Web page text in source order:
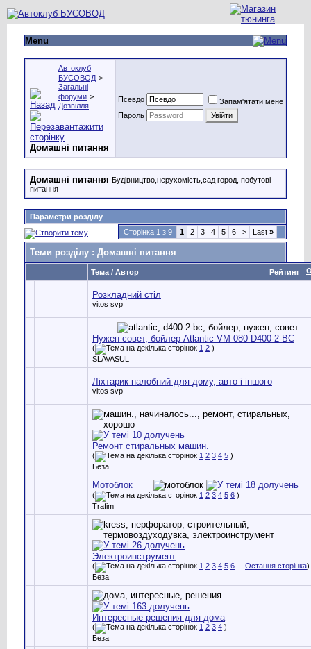
Menu
Автоклуб
БУСОВОД >
Загальні
форуми >
Дозвілля
Домашні питання
Псевдо
Запам'ятати мене
Пароль
Домашні питання Будівництво,нерухомість,сад город, побутові
питання
Параметри розділу
Сторінка 1 з 9
1 2 3 4 5 6 > Last »
Теми розділу : Домашні питання
Рейтинг
Тема / Автор
Розкладний стіл
vitos svp
Нужен совет, бойлер Atlantic VM 080 D400-2-BC
( 1 2 )
SLAVASUL
Ліхтарик налобний для дому, авто і іншого
vitos svp
Ремонт стиральных машин.
( 1 2 3 4 5 )
Беза
Мотоблок
( 1 2 3 4 5 6 )
Trafim
Электроинструмент
( 1 2 3 4 5 6 Остання сторінка)
Беза
Интересные решения для дома
( 1 2 3 4 )
Беза